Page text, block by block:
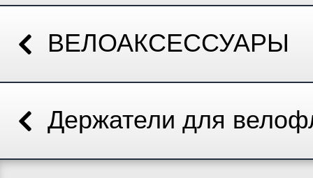
ВЕЛОАКСЕССУАРЫ
Держатели для